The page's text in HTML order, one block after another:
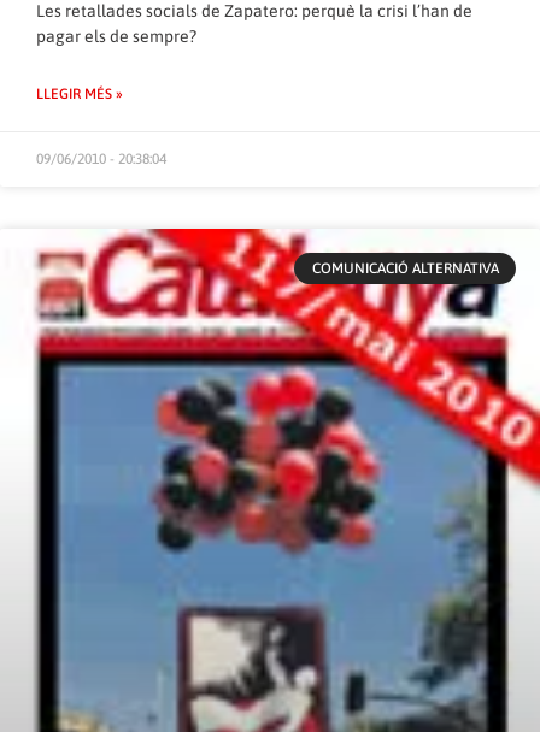
Les retallades socials de Zapatero: perquè la crisi l’han de
pagar els de sempre?
LLEGIR MÉS »
09/06/2010 - 20:38:04
COMUNICACIÓ ALTERNATIVA